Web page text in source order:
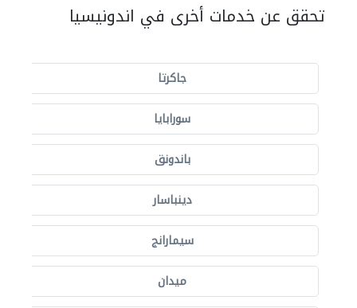
تحقق عن خدمات أخرى في اندونيسيا
جاكرتا
سورابايا
باندونق
دينباسار
سيمارانج
ميدان